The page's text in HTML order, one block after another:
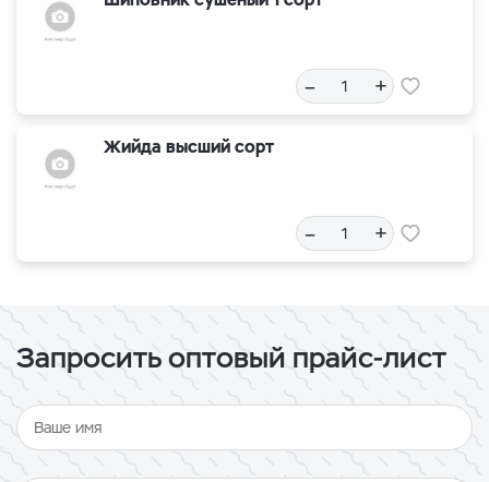
– +
Жийда высший сорт
– +
Запросить оптовый прайс-лист